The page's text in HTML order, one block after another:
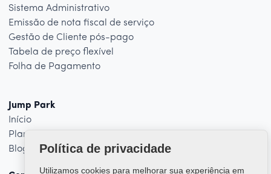
Sistema Administrativo
Emissão de nota fiscal de serviço
Gestão de Cliente pós-pago
Tabela de preço flexível
Folha de Pagamento
Jump Park
Início
Planos
Blog
Política de privacidade
Utilizamos cookies para melhorar sua experiência em